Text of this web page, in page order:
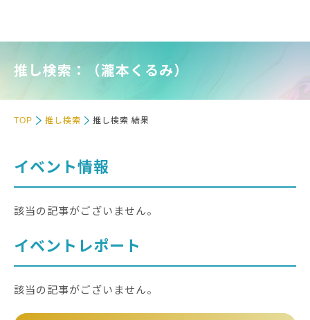
推し検索：（瀧本くるみ）
TOP 推し検索 推し検索 結果
イベント情報
該当の記事がございません。
イベントレポート
該当の記事がございません。